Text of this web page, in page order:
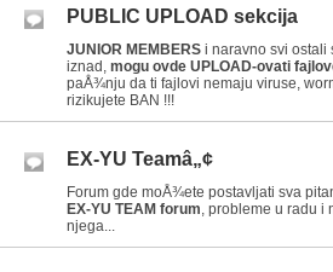
PUBLIC UPLOAD sekcija
JUNIOR MEMBERS i naravno svi ostali
iznad, mogu ovde UPLOAD-ovati
paÅ¾nju da ti fajlovi nemaju viruse,
rizikujete BAN !!!
EX-YU Teamâ„¢
Forum gde moÅ¾ete postavljati sva
EX-YU TEAM forum , probleme u radu i
njega...